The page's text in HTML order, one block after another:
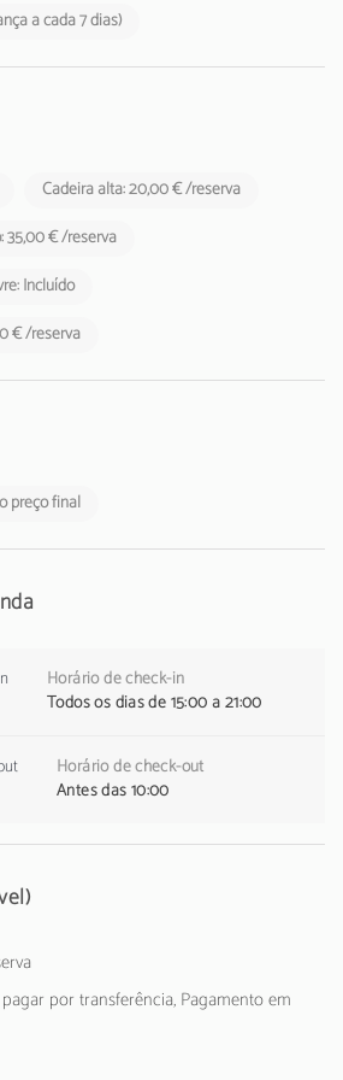
a cada 7 dias)
Cadeira alta: 20,00 € /reserva
35,00 € /reserva
Incluído
€ /reserva
preço final
Horário de check-in
Todos os dias de 15:00 a 21:00
Horário de check-out
Antes das 10:00
por transferência, Pagamento em